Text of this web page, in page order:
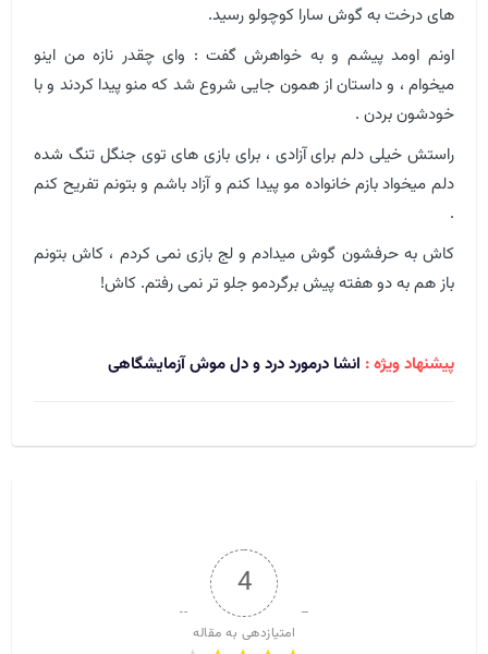
های درخت به گوش سارا کوچولو رسید.
اونم اومد پیشم و به خواهرش گفت : وای چقدر نازه من اینو
میخوام ، و داستان از همون جایی شروع شد که منو پیدا کردند و با
خودشون بردن .
راستش خیلی دلم برای آزادی ، برای بازی های توی جنگل تنگ شده
دلم میخواد بازم خانواده مو پیدا کنم و آزاد باشم و بتونم تفریح کنم
.
کاش به حرفشون گوش میدادم و لج بازی نمی کردم ، کاش بتونم
باز هم به دو هفته پیش برگردمو جلو تر نمی رفتم. کاش!
پیشنهاد ویژه : انشا درمورد درد و دل موش آزمایشگاهی
4
امتیازدهی به مقاله